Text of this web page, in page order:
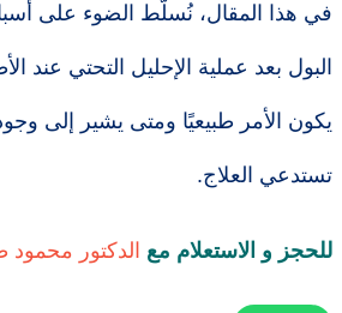
في هذا المقال، نُسلّط الضوء على
البول بعد عملية الإحليل التحتي عند
يكون الأمر طبيعيًا ومتى يشير إلى
تستدعي العلاج.
للحجز و الاستعلام مع الدكتور محمود